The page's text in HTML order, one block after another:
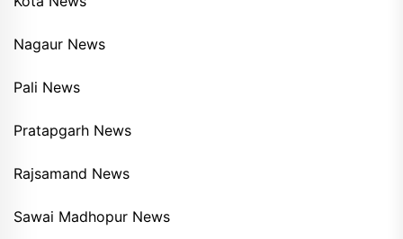
Nagaur News
Pali News
Pratapgarh News
Rajsamand News
Sawai Madhopur News